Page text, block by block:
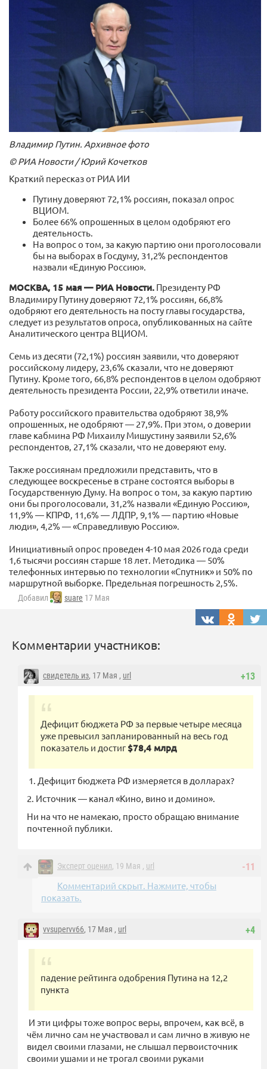
Владимир Путин. Архивное фото
© РИА Новости / Юрий Кочетков
Краткий пересказ от РИА ИИ
Путину доверяют 72,1% россиян, показал опрос
ВЦИОМ.
Более 66% опрошенных в целом одобряют его
деятельность.
На вопрос о том, за какую партию они проголосовали
бы на выборах в Госдуму, 31,2% респондентов
назвали «Единую Россию».
МОСКВА, 15 мая — РИА Новости. Президенту РФ
Владимиру Путину доверяют 72,1% россиян, 66,8%
одобряют его деятельность на посту главы государства,
следует из результатов опроса, опубликованных на сайте
Аналитического центра ВЦИОМ.
Семь из десяти (72,1%) россиян заявили, что доверяют
российскому лидеру, 23,6% сказали, что не доверяют
Путину. Кроме того, 66,8% респондентов в целом одобряют
деятельность президента России, 22,9% ответили иначе.
Работу российского правительства одобряют 38,9%
опрошенных, не одобряют — 27,9%. При этом, о доверии
главе кабмина РФ Михаилу Мишустину заявили 52,6%
респондентов, 27,1% сказали, что не доверяют ему.
Также россиянам предложили представить, что в
следующее воскресенье в стране состоятся выборы в
Государственную Думу. На вопрос о том, за какую партию
они бы проголосовали, 31,2% назвали «Единую Россию»,
11,9% — КПРФ, 11,6% — ЛДПР, 9,1% — партию «Новые
люди», 4,2% — «Справедливую Россию».
Инициативный опрос проведен 4-10 мая 2026 года среди
1,6 тысячи россиян старше 18 лет. Методика — 50%
телефонных интервью по технологии «Спутник» и 50% по
маршрутной выборке. Предельная погрешность 2,5%.
Добавил suare 17 Мая
Комментарии участников:
+13
свидетель из, 17 Мая , url
Дефицит бюджета РФ за первые четыре месяца
уже превысил запланированный на весь год
показатель и достиг $78,4 млрд
1. Дефицит бюджета РФ измеряется в долларах?
2. Источник — канал «Кино, вино и домино».
Ни на что не намекаю, просто обращаю внимание
почтенной публики.
-11
Эксперт оценил, 19 Мая , url
Комментарий скрыт. Нажмите, чтобы
показать.
+4
vvsupervv66, 17 Мая , url
падение рейтинга одобрения Путина на 12,2
пункта
И эти цифры тоже вопрос веры, впрочем, как всё, в
чём лично сам не участвовал и сам лично в живую не
видел своими глазами, не слышал первоисточник
своими ушами и не трогал своими руками